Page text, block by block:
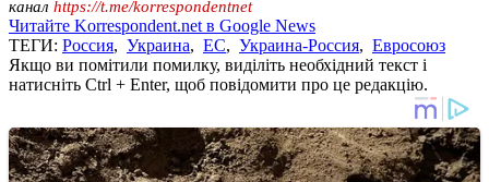
канал https://t.me/korrespondentnet
Читайте Korrespondent.net в Google News
ТЕГИ: Россия, Украина, ЕС, Украина-Россия, Евросоюз
Якщо ви помітили помилку, виділіть необхідний текст і
натисніть Ctrl + Enter, щоб повідомити про це редакцію.